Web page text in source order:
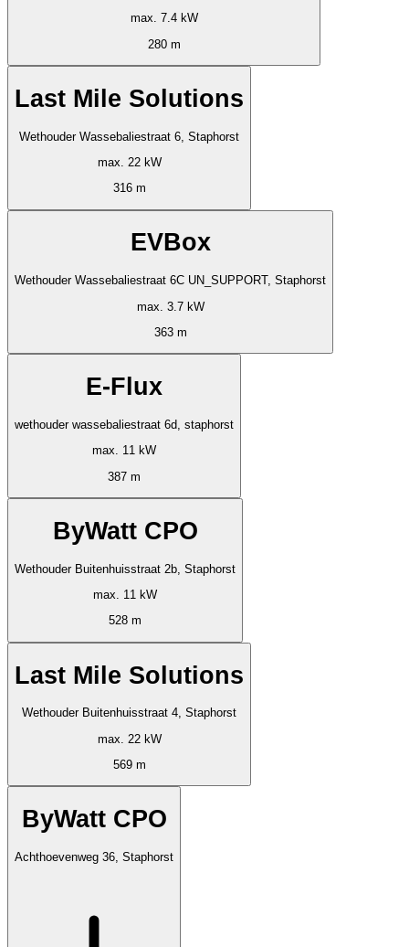
max. 7.4 kW
280 m
Last Mile Solutions
Wethouder Wassebaliestraat 6, Staphorst
max. 22 kW
316 m
EVBox
Wethouder Wassebaliestraat 6C UN_SUPPORT, Staphorst
max. 3.7 kW
363 m
E-Flux
wethouder wassebaliestraat 6d, staphorst
max. 11 kW
387 m
ByWatt CPO
Wethouder Buitenhuisstraat 2b, Staphorst
max. 11 kW
528 m
Last Mile Solutions
Wethouder Buitenhuisstraat 4, Staphorst
max. 22 kW
569 m
ByWatt CPO
Achthoevenweg 36, Staphorst